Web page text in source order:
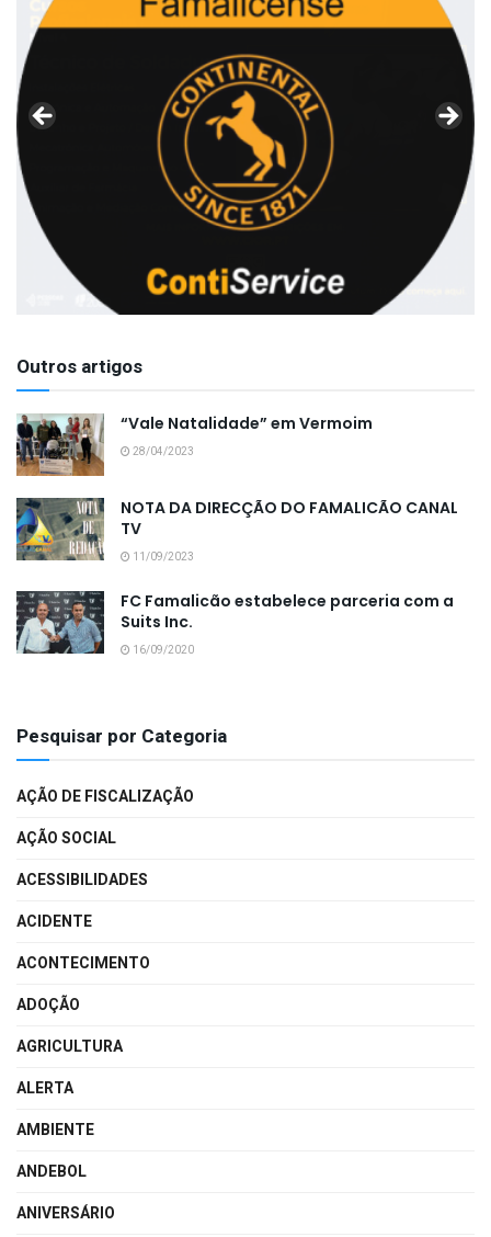
Outros artigos
“Vale Natalidade” em Vermoim
28/04/2023
NOTA DA DIRECÇÃO DO FAMALICÃO CANAL
TV
11/09/2023
FC Famalicão estabelece parceria com a
Suits Inc.
16/09/2020
Pesquisar por Categoria
AÇÃO DE FISCALIZAÇÃO
AÇÃO SOCIAL
ACESSIBILIDADES
ACIDENTE
ACONTECIMENTO
ADOÇÃO
AGRICULTURA
ALERTA
AMBIENTE
ANDEBOL
ANIVERSÁRIO